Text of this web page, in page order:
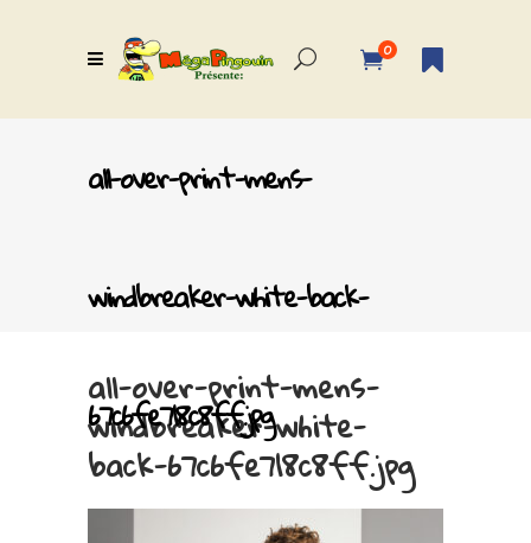
0
all-over-print-mens-
windbreaker-white-back-
67c6fe718c8ff.jpg
all-over-print-mens-
windbreaker-white-
back-67c6fe718c8ff.jpg